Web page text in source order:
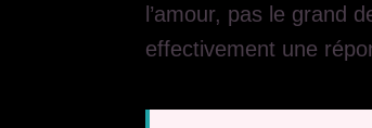
l’amour, pas le grand
effectivement une